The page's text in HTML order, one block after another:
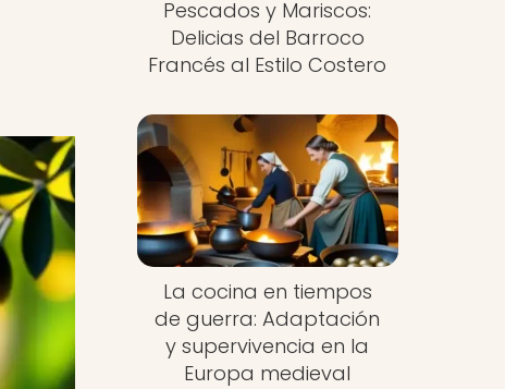
Pescados y Mariscos:
Delicias del Barroco
Francés al Estilo Costero
La cocina en tiempos
de guerra: Adaptación
y supervivencia en la
Europa medieval